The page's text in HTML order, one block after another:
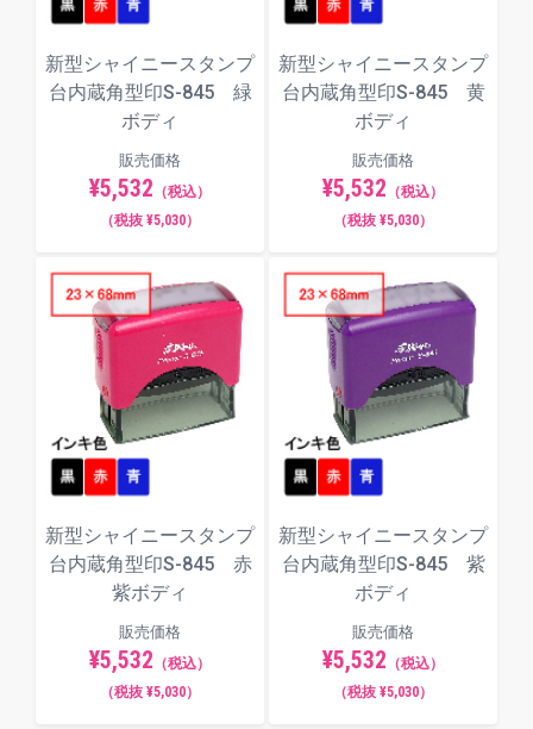
新型シャイニースタンプ
台内蔵角型印S-845 緑
ボディ
販売価格
¥5,532 （税込）
（税抜 ¥5,030）
新型シャイニースタンプ
台内蔵角型印S-845 黄
ボディ
販売価格
¥5,532 （税込）
（税抜 ¥5,030）
新型シャイニースタンプ
台内蔵角型印S-845 赤
紫ボディ
販売価格
¥5,532 （税込）
（税抜 ¥5,030）
新型シャイニースタンプ
台内蔵角型印S-845 紫
ボディ
販売価格
¥5,532 （税込）
（税抜 ¥5,030）